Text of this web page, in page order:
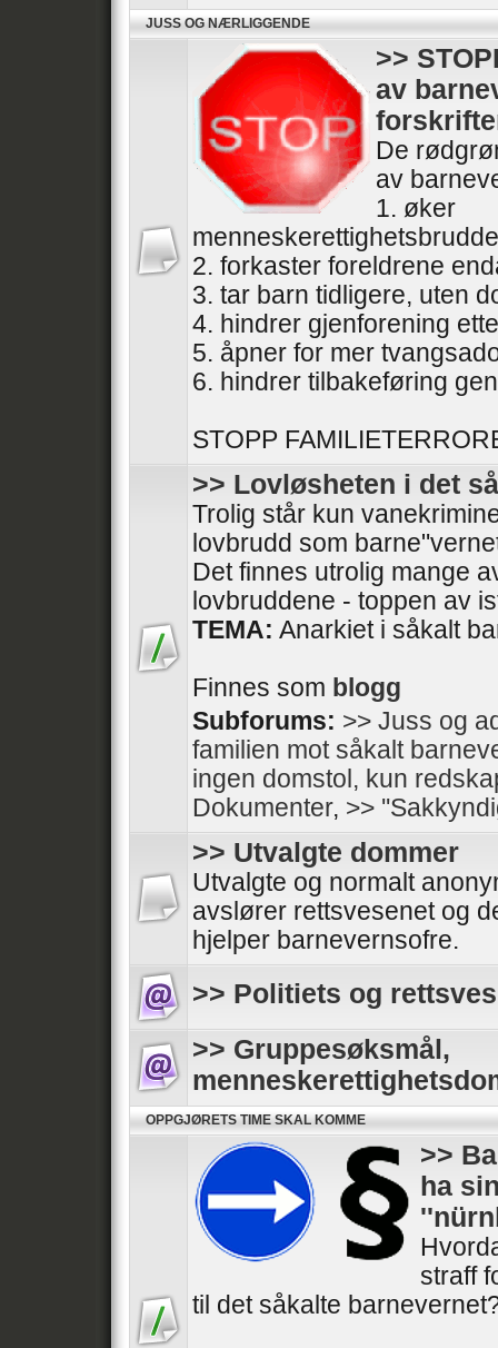
JUSS OG NÆRLIGGENDE
>>
av
De
av
1. øker
2. forkaster foreldrene
3. tar barn tidligere, uten
4. hindrer gjenforening
5. åpner for mer
6. hindrer tilbakeføring
STOPP
>> Lovløsheten i det
Trolig står kun
lovbrudd som
Det finnes utrolig mange
lovbruddene - toppen av
TEMA: Anarkiet i såkalt
Finnes som blogg
Subforums: >> Juss og
familien mot såkalt
ingen domstol, kun
Dokumenter, >>
>> Utvalgte dommer
Utvalgte og normalt
avslører rettsvesenet og
hjelper barnevernsofre.
>> Politiets og
>> Gruppesøksmål,
OPPGJØRETS TIME SKAL KOMME
>>
ha
straff
til det såkalte